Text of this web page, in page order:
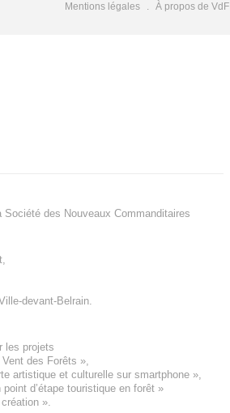
Mentions légales À propos de VdF
Société des Nouveaux Commanditaires
,
devant-Belrain.
les projets
des Forêts »,
artistique et culturelle sur smartphone »,
point d’étape touristique en forêt »
création ».